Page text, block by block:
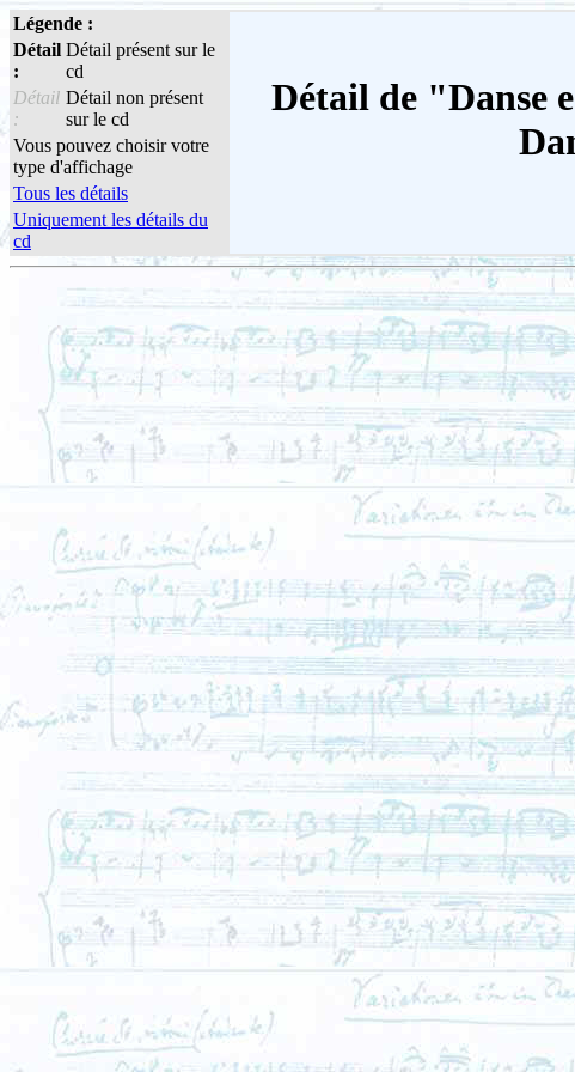
Légende :
Détail de "Danse
Détail
:
Détail présent sur le
cd
Détail
:
Détail non présent
sur le cd
Vous pouvez choisir votre
type d'affichage
Tous les détails
Uniquement les détails du
cd